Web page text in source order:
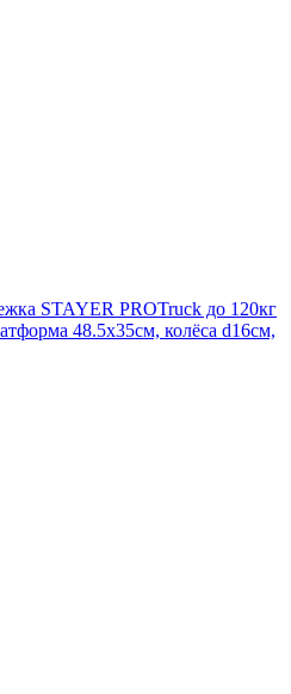
STAYER PROTruck до 120кг
48.5х35см, колёса d16см,